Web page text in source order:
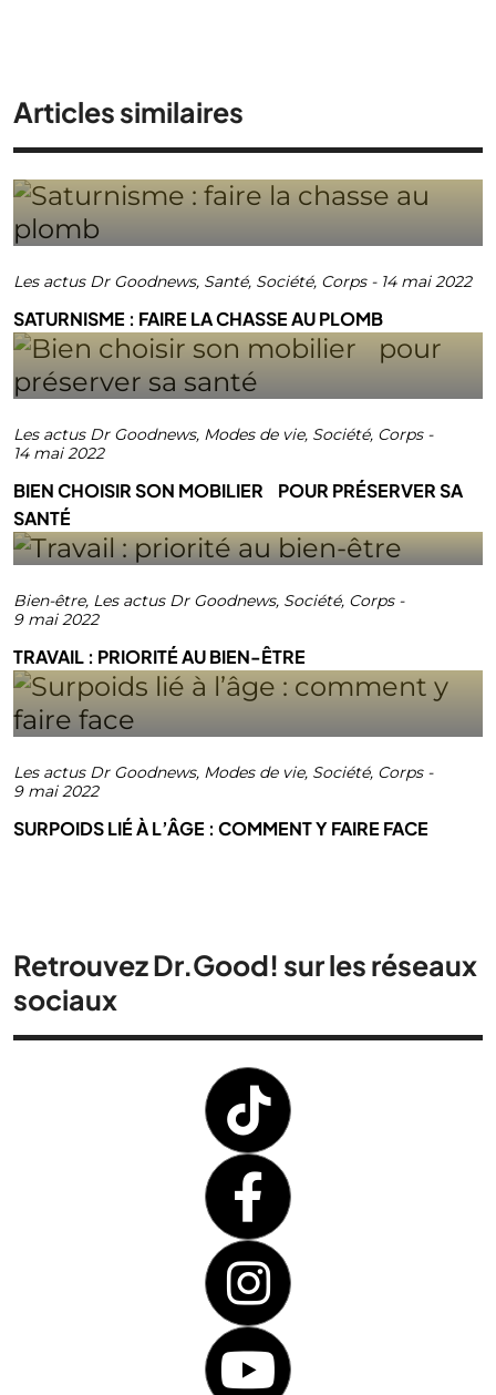
Articles similaires
Les actus Dr Goodnews, Santé, Société, Corps- 14 mai 2022
SATURNISME : FAIRE LA CHASSE AU PLOMB
Les actus Dr Goodnews, Modes de vie, Société, Corps-
14 mai 2022
BIEN CHOISIR SON MOBILIER POUR PRÉSERVER SA
SANTÉ
Bien-être, Les actus Dr Goodnews, Société, Corps-
9 mai 2022
TRAVAIL : PRIORITÉ AU BIEN-ÊTRE
Les actus Dr Goodnews, Modes de vie, Société, Corps-
9 mai 2022
SURPOIDS LIÉ À L’ÂGE : COMMENT Y FAIRE FACE
Retrouvez Dr.Good! sur les réseaux
sociaux